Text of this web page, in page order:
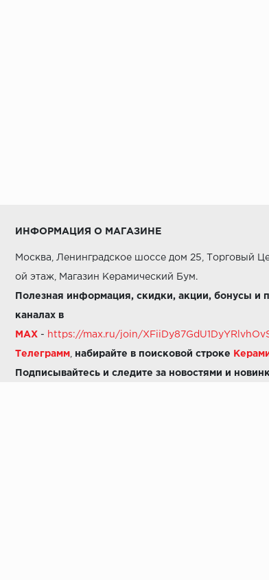
ИНФОРМАЦИЯ О МАГАЗИНЕ
Москва, Ленинградское шоссе дом 25, Торговый
ой этаж, Магазин Керамический Бум.
Полезная информация, скидки, акции, бонусы и
каналах в
MAX - https://max.ru/join/
Телеграмм набирайте в поисковой строке
Подписывайтесь и следите за новостями и